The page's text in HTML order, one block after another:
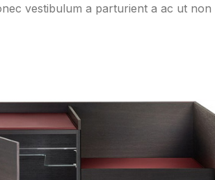
vestibulum a parturient a ac ut non